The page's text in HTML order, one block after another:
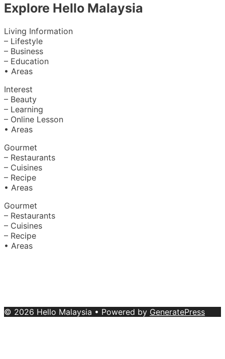
Explore Hello Malaysia
Living Information
– Lifestyle
– Business
– Education
• Areas
Interest
– Beauty
– Learning
– Online Lesson
• Areas
Gourmet
– Restaurants
– Cuisines
– Recipe
• Areas
Gourmet
– Restaurants
– Cuisines
– Recipe
• Areas
© 2026 Hello Malaysia • Powered by GeneratePress